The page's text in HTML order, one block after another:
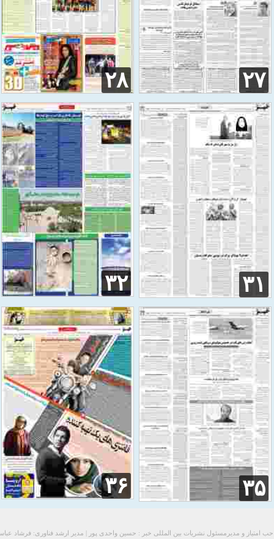
۲۷ ۲۸
۳۱ ۳۲
۳۵ ۳۶
امتیاز و مدیرمسئول نشریات بین المللی خبر : حسین واحدی پور | مدیر ارشد فناوری: فرشاد